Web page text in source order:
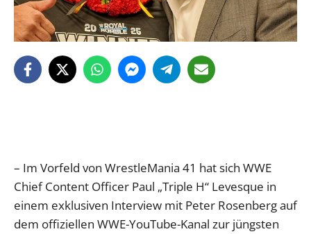
– Im Vorfeld von WrestleMania 41 hat sich WWE
Chief Content Officer Paul „Triple H“ Levesque in
einem exklusiven Interview mit Peter Rosenberg auf
dem offiziellen WWE-YouTube-Kanal zur jüngsten